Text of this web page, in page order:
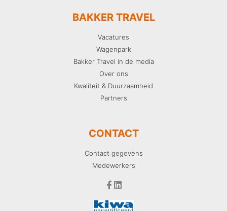
BAKKER TRAVEL
Vacatures
Wagenpark
Bakker Travel in de media
Over ons
Kwaliteit & Duurzaamheid
Partners
CONTACT
Contact gegevens
Medewerkers